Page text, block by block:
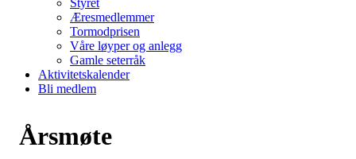
Æresmedlemmer
Tormodprisen
Våre løyper og anlegg
Gamle seterråk
Aktivitetskalender
Bli medlem
Årsmøte